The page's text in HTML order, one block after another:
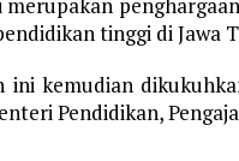
tinggi di Jawa
ini kemudian
Pendidikan,